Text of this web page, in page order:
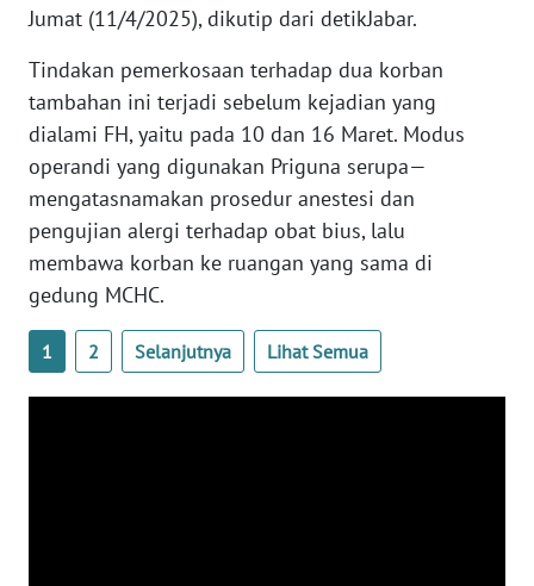
Jumat (11/4/2025), dikutip dari detikJabar.
Tindakan pemerkosaan terhadap dua korban
tambahan ini terjadi sebelum kejadian yang
dialami FH, yaitu pada 10 dan 16 Maret. Modus
operandi yang digunakan Priguna serupa—
mengatasnamakan prosedur anestesi dan
pengujian alergi terhadap obat bius, lalu
membawa korban ke ruangan yang sama di
gedung MCHC.
1 2 Selanjutnya Lihat Semua
RIAU
WN
SERAMBI
WN
JAMBI
WN
SULTRA
WN